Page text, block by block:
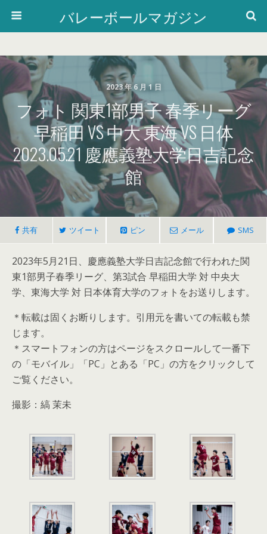
バレーボールマガジン
2023 年 6 月 1 日
フォト 関東1部男子 春季リーグ
早稲田 VS 中大 東海 VS 日体
2023.05.21 慶應義塾大学日吉記念
館
共有 ツイート ピン メール SMS
2023年5月21日、慶應義塾大学日吉記念館で行われた関
東1部男子春季リーグ、第3試合 早稲田大学 対 中央大
学、東海大学 対 日本体育大学のフォトをお送りします。
＊転載は固くお断りします。引用元を書いての転載も禁
じます。
＊スマートフォンの方はページをスクロールして一番下
の「モバイル」「PC」とある「PC」の方をクリックして
ご覧ください。
撮影：縞 茉未